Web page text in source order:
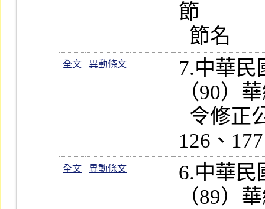
節
全文 異動條文
7.中華民
（90）
全文 異動條文
6.中華民
（89）